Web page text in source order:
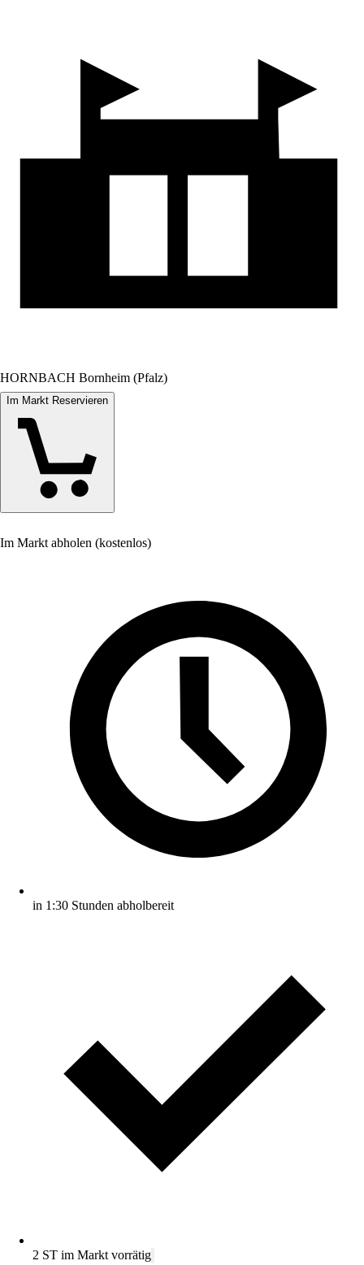
HORNBACH Bornheim (Pfalz)
Im Markt Reservieren
Im Markt abholen (kostenlos)
in 1:30 Stunden abholbereit
2 ST im Markt vorrätig